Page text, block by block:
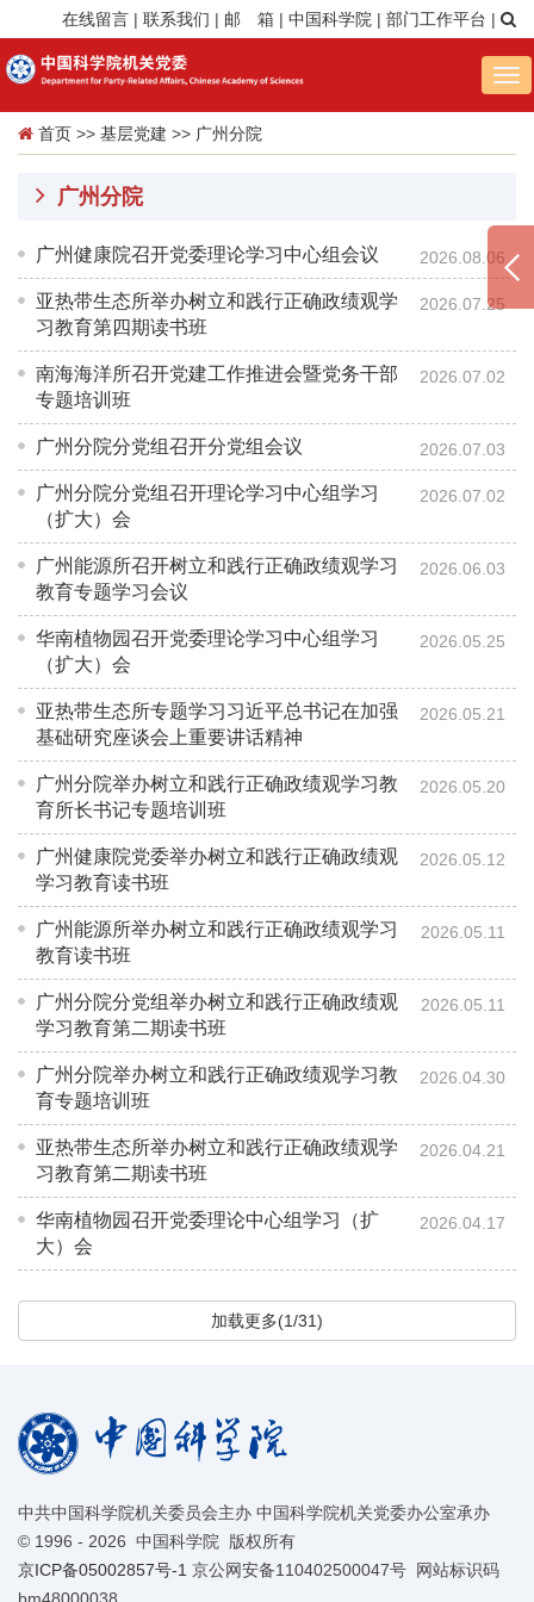
在线留言 | 联系我们 | 邮 箱 | 中国科学院 | 部门工作平台 |
首页 >> 基层党建 >> 广州分院
广州分院
广州健康院召开党委理论学习中心组会议 2026.08.06
亚热带生态所举办树立和践行正确政绩观学
习教育第四期读书班
2026.07.25
南海海洋所召开党建工作推进会暨党务干部
专题培训班
2026.07.02
广州分院分党组召开分党组会议 2026.07.03
广州分院分党组召开理论学习中心组学习
（扩大）会
2026.07.02
广州能源所召开树立和践行正确政绩观学习
教育专题学习会议
2026.06.03
华南植物园召开党委理论学习中心组学习
（扩大）会
2026.05.25
亚热带生态所专题学习习近平总书记在加强
基础研究座谈会上重要讲话精神
2026.05.21
广州分院举办树立和践行正确政绩观学习教
育所长书记专题培训班
2026.05.20
广州健康院党委举办树立和践行正确政绩观
学习教育读书班
2026.05.12
广州能源所举办树立和践行正确政绩观学习
教育读书班
2026.05.11
广州分院分党组举办树立和践行正确政绩观
学习教育第二期读书班
2026.05.11
广州分院举办树立和践行正确政绩观学习教
育专题培训班
2026.04.30
亚热带生态所举办树立和践行正确政绩观学
习教育第二期读书班
2026.04.21
华南植物园召开党委理论中心组学习（扩
大）会
2026.04.17
加载更多(1/31)
中共中国科学院机关委员会主办 中国科学院机关党委办公室承办
© 1996 - 2026 中国科学院 版权所有
京ICP备05002857号-1 京公网安备110402500047号 网站标识码